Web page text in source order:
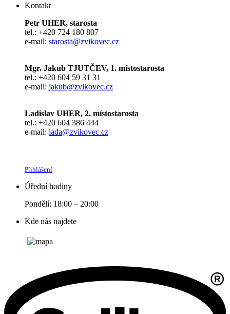
Kontakt
Petr UHER, starosta
tel.: +420 724 180 807
e-mail: starosta@zvikovec.cz
Mgr. Jakub TJUTČEV, 1. místostarosta
tel.: +420 604 59 31 31
e-mail: jakub@zvikovec.cz
Ladislav UHER, 2. místostarosta
tel.: +420 604 386 444
e-mail: lada@zvikovec.cz
Přihlášení
Úřední hodiny
Pondělí: 18:00 – 20:00
Kde nás najdete